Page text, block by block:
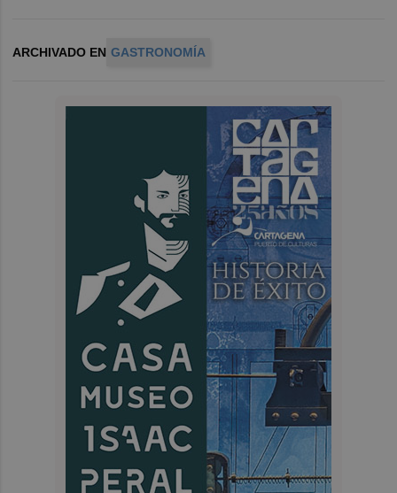
ARCHIVADO EN GASTRONOMÍA